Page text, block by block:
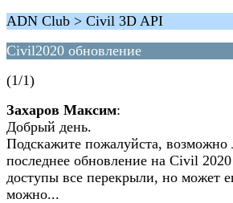
ADN Club > Civil 3D API
Civil2020 обновление
(1/1)
Захаров Максим:
Добрый день.
Подскажите пожалуйста, возможно
последнее обновление на Civil
доступы все перекрыли, но может
можно...